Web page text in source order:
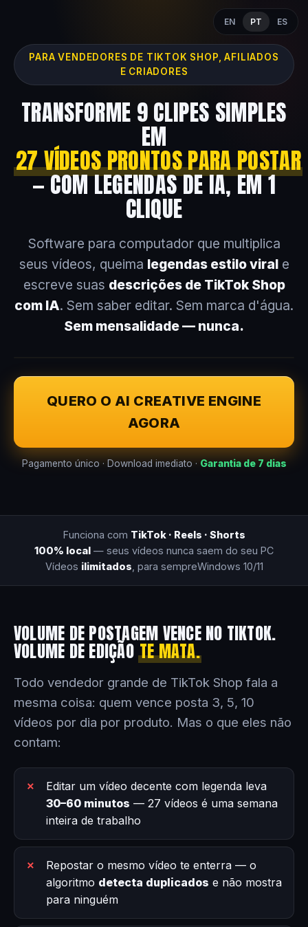
EN PT ES
PARA VENDEDORES DE TIKTOK SHOP, AFILIADOS
E CRIADORES
TRANSFORME 9 CLIPES SIMPLES
EM
27 VÍDEOS PRONTOS PARA POSTAR
— COM LEGENDAS DE IA, EM 1
CLIQUE
Software para computador que multiplica
seus vídeos, queima legendas estilo virale
escreve suas descrições de TikTok Shop
com IA. Sem saber editar. Sem marca d'água.
Sem mensalidade — nunca.
QUERO O AI CREATIVE ENGINE
AGORA
Pagamento único · Download imediato · Garantia de 7 dias
Funciona com TikTok · Reels · Shorts
100% local — seus vídeos nunca saem do seu PC
Vídeos ilimitados , para sempreWindows 10/11
VOLUME DE POSTAGEM VENCE NO TIKTOK.
VOLUME DE EDIÇÃOTE MATA.
Todo vendedor grande de TikTok Shop fala a
mesma coisa: quem vence posta 3, 5, 10
vídeos por dia por produto. Mas o que eles não
contam:
Editar um vídeo decente com legenda leva
30–60 minutos — 27 vídeos é uma semana
inteira de trabalho
Repostar o mesmo vídeo te enterra — o
algoritmo detecta duplicados e não mostra
para ninguém